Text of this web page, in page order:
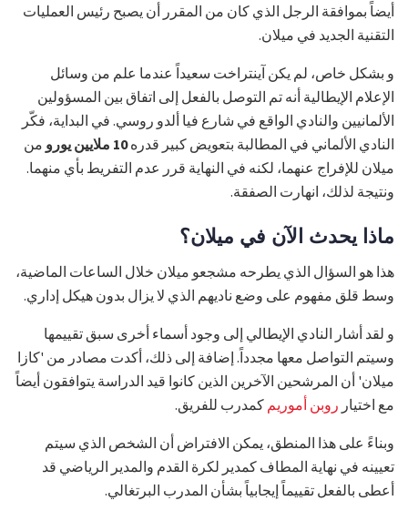
أيضاً بموافقة الرجل الذي كان من المقرر أن يصبح رئيس العمليات
التقنية الجديد في ميلان.
و بشكل خاص، لم يكن آينتراخت سعيداً عندما علم من وسائل
الإعلام الإيطالية أنه تم التوصل بالفعل إلى اتفاق بين المسؤولين
الألمانيين والنادي الواقع في شارع فيا ألدو روسي. في البداية، فكّر
النادي الألماني في المطالبة بتعويض كبير قدره10 ملايين يورو
من
ميلان للإفراج عنهما، لكنه في النهاية قرر عدم التفريط بأي منهما.
ونتيجة لذلك، انهارت الصفقة.
ماذا يحدث الآن في ميلان؟
هذا هو السؤال الذي يطرحه مشجعو ميلان خلال الساعات الماضية،
وسط قلق مفهوم على وضع ناديهم الذي لا يزال بدون هيكل إداري.
و لقد أشار النادي الإيطالي إلى وجود أسماء أخرى سبق تقييمها
وسيتم التواصل معها مجدداً. إضافة إلى ذلك، أكدت مصادر من 'كازا
ميلان' أن المرشحين الآخرين الذين كانوا قيد الدراسة يتوافقون أيضاً
مع اختيار روبن أموريم كمدرب للفريق.
وبناءً على هذا المنطق، يمكن الافتراض أن الشخص الذي سيتم
تعيينه في نهاية المطاف كمدير لكرة القدم والمدير الرياضي قد
أعطى بالفعل تقييماً إيجابياً بشأن المدرب البرتغالي.